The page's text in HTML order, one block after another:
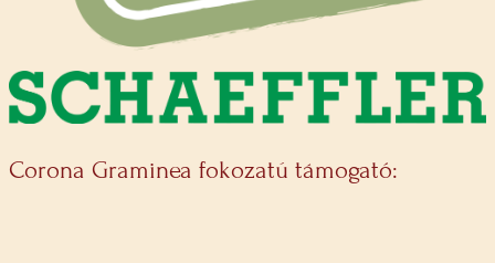
Corona Graminea fokozatú támogató: